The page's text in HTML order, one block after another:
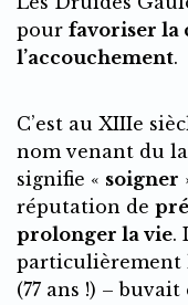
pour favoriser la
l’accouchement.
C’est au XIIIe
nom venant du
signifie « soigner
réputation de
prolonger la vie.
particulièrement
(77 ans !) –